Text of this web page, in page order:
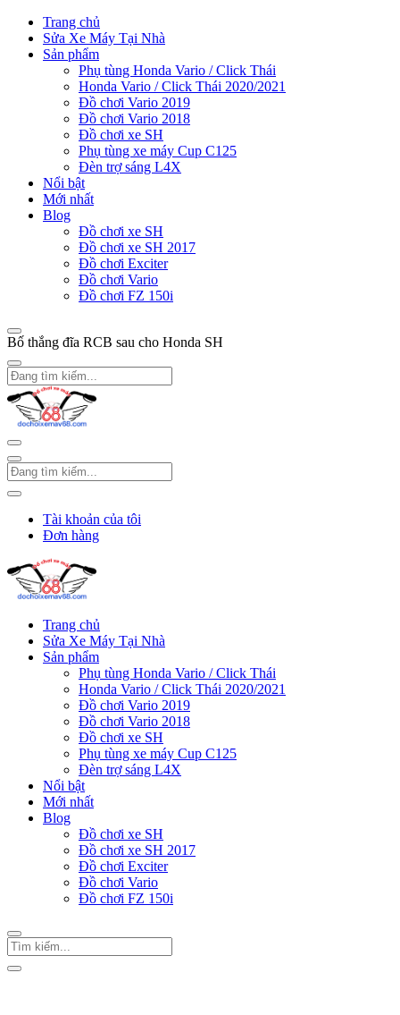
Trang chủ
Sửa Xe Máy Tại Nhà
Sản phẩm
Phụ tùng Honda Vario / Click Thái
Honda Vario / Click Thái 2020/2021
Đồ chơi Vario 2019
Đồ chơi Vario 2018
Đồ chơi xe SH
Phụ tùng xe máy Cup C125
Đèn trợ sáng L4X
Nổi bật
Mới nhất
Blog
Đồ chơi xe SH
Đồ chơi xe SH 2017
Đồ chơi Exciter
Đồ chơi Vario
Đồ chơi FZ 150i
Bố thắng đĩa RCB sau cho Honda SH
Tài khoản của tôi
Đơn hàng
Trang chủ
Sửa Xe Máy Tại Nhà
Sản phẩm
Phụ tùng Honda Vario / Click Thái
Honda Vario / Click Thái 2020/2021
Đồ chơi Vario 2019
Đồ chơi Vario 2018
Đồ chơi xe SH
Phụ tùng xe máy Cup C125
Đèn trợ sáng L4X
Nổi bật
Mới nhất
Blog
Đồ chơi xe SH
Đồ chơi xe SH 2017
Đồ chơi Exciter
Đồ chơi Vario
Đồ chơi FZ 150i